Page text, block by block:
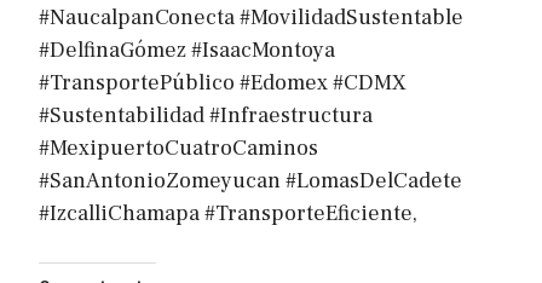
#NaucalpanConecta #MovilidadSustentable
#DelfinaGómez #IsaacMontoya
#TransportePúblico #Edomex #CDMX
#Sustentabilidad #Infraestructura
#MexipuertoCuatroCaminos
#SanAntonioZomeyucan #LomasDelCadete
#IzcalliChamapa #TransporteEficiente,